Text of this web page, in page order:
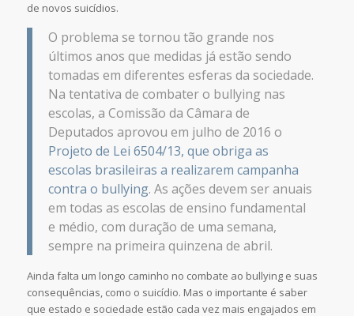
de novos suicídios.
O problema se tornou tão grande nos
últimos anos que medidas já estão sendo
tomadas em diferentes esferas da sociedade.
Na tentativa de combater o bullying nas
escolas, a Comissão da Câmara de
Deputados aprovou em julho de 2016 o
Projeto de Lei 6504/13, que obriga as
escolas brasileiras a realizarem campanha
contra o bullying. As ações devem ser anuais
em todas as escolas de ensino fundamental
e médio, com duração de uma semana,
sempre na primeira quinzena de abril.
Ainda falta um longo caminho no combate ao bullying e suas
consequências, como o suicídio. Mas o importante é saber
que estado e sociedade estão cada vez mais engajados em